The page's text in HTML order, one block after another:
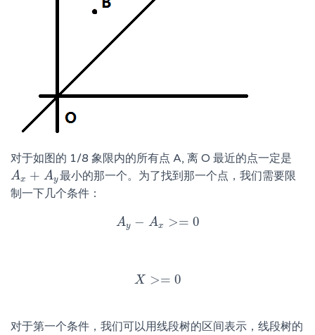
对于如图的 1/8 象限内的所有点 A, 离 O 最近的点一定是
Ax + Ay
Ax +A y
最小的那一个。为了找到那一个点，我们需要限
制一下几个条件：
Ay − Ax >= 0
Ay−Ax >=0
X >= 0
X>=0
对于第一个条件，我们可以用线段树的区间表示，线段树的